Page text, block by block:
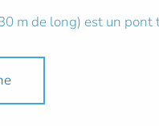
m de long) est un